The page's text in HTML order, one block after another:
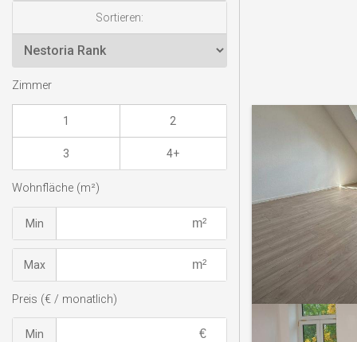
Sortieren:
Zimmer
1 2
3 4+
Wohnfläche (m²)
Min
Max
Preis (€ / monatlich)
Min